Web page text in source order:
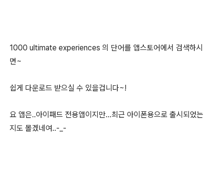
1000 ultimate experiences 의 단어를 앱스토어에서 검색하시
면~
쉽게 다운로드 받으실 수 있을겁니다~!
요 앱은..아이패드 전용앱이지만...최근 아이폰용으로 출시되었는
지도 몰겠네여..-_-